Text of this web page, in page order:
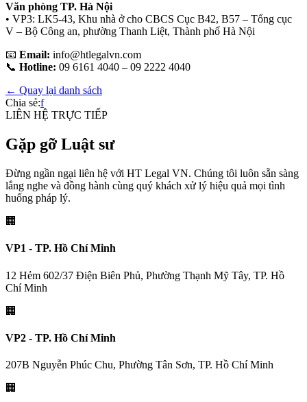
Văn phòng TP. Hà Nội
• VP3: LK5-43, Khu nhà ở cho CBCS Cục B42, B57 – Tổng cục
V – Bộ Công an, phường Thanh Liệt, Thành phố Hà Nội
📧 Email: info@htlegalvn.com
📞 Hotline: 09 6161 4040 – 09 2222 4040
← Quay lại danh sách
Chia sẻ:f
LIÊN HỆ TRỰC TIẾP
Gặp gỡ Luật sư
Đừng ngần ngại liên hệ với HT Legal VN. Chúng tôi luôn sẵn sàng
lắng nghe và đồng hành cùng quý khách xử lý hiệu quả mọi tình
huống pháp lý.
🏢
VP1 - TP. Hồ Chí Minh
12 Hẻm 602/37 Điện Biên Phủ, Phường Thạnh Mỹ Tây, TP. Hồ
Chí Minh
🏢
VP2 - TP. Hồ Chí Minh
207B Nguyễn Phúc Chu, Phường Tân Sơn, TP. Hồ Chí Minh
🏢